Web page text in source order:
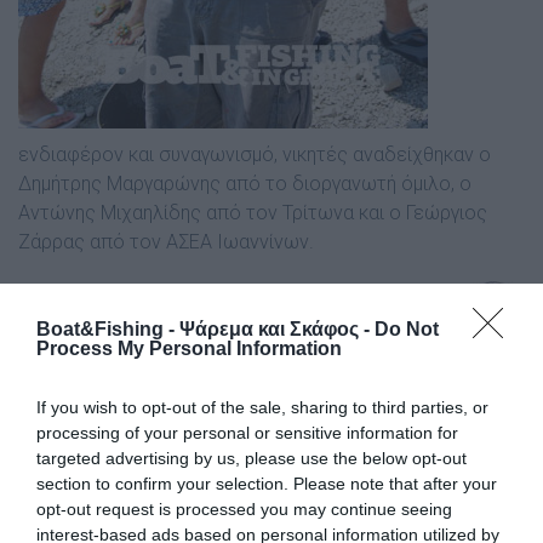
Boat&Fishing - Ψάρεμα και Σκάφος - Do Not
Process My Personal Information
If you wish to opt-out of the sale, sharing to third parties, or
processing of your personal or sensitive information for
targeted advertising by us, please use the below opt-out
section to confirm your selection. Please note that after your
opt-out request is processed you may continue seeing
interest-based ads based on personal information utilized by
ενδιαφέρον και συναγωνισµό, νικητές αναδείχθηκαν ο
∆ηµήτρης Μαργαρώνης από το διοργανωτή όµιλο, ο
Αντώνης Μιχαηλίδης από τον Τρίτωνα και ο Γεώργιος
Ζάρρας από τον ΑΣΕΑ Ιωαννίνων.